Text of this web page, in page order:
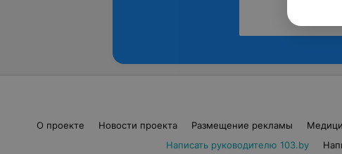
О проекте Новости проекта Размещение рекламы
Написать руководителю 103.by